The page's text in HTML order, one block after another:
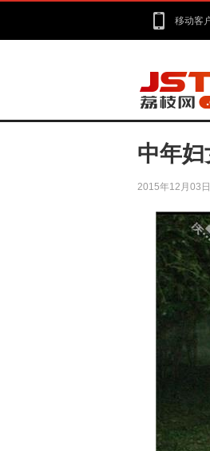
移动客
中年
2015年12月03